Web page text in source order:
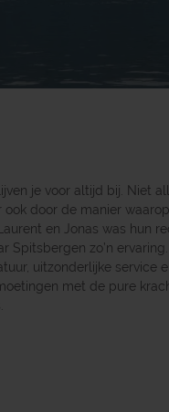
je voor altijd bij. Niet
ook door de manier
en Jonas was hun
Spitsbergen zo’n ervaring.
uitzonderlijke service
met de pure